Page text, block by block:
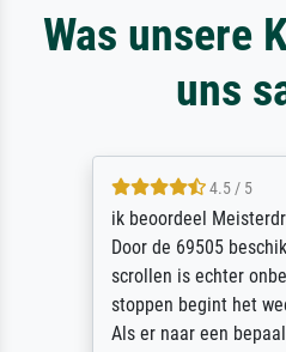
Was unsere
uns
4.5 / 5
ik beoordeel
Door de 69505
scrollen is echter
stoppen begint het
Als er naar een